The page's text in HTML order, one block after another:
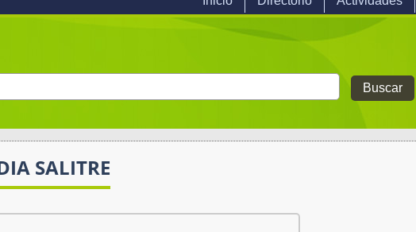
SALITRE